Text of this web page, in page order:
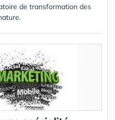
de transformation des